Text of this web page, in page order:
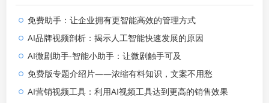
免费助手：让企业拥有更智能高效的管理方式
AI品牌视频剖析：揭示人工智能快速发展的原因
AI微剧助手-智能小助手：让微剧触手可及
免费版专题介绍片——浓缩有料知识，文案不用愁
AI营销视频工具：利用AI视频工具达到更高的销售效果